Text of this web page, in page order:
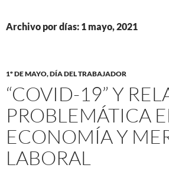
Archivo por días: 1 mayo, 2021
1º DE MAYO, DÍA DEL TRABAJADOR
“COVID-19” Y
PROBLEMÁTICA
ECONOMÍA Y
LABORAL